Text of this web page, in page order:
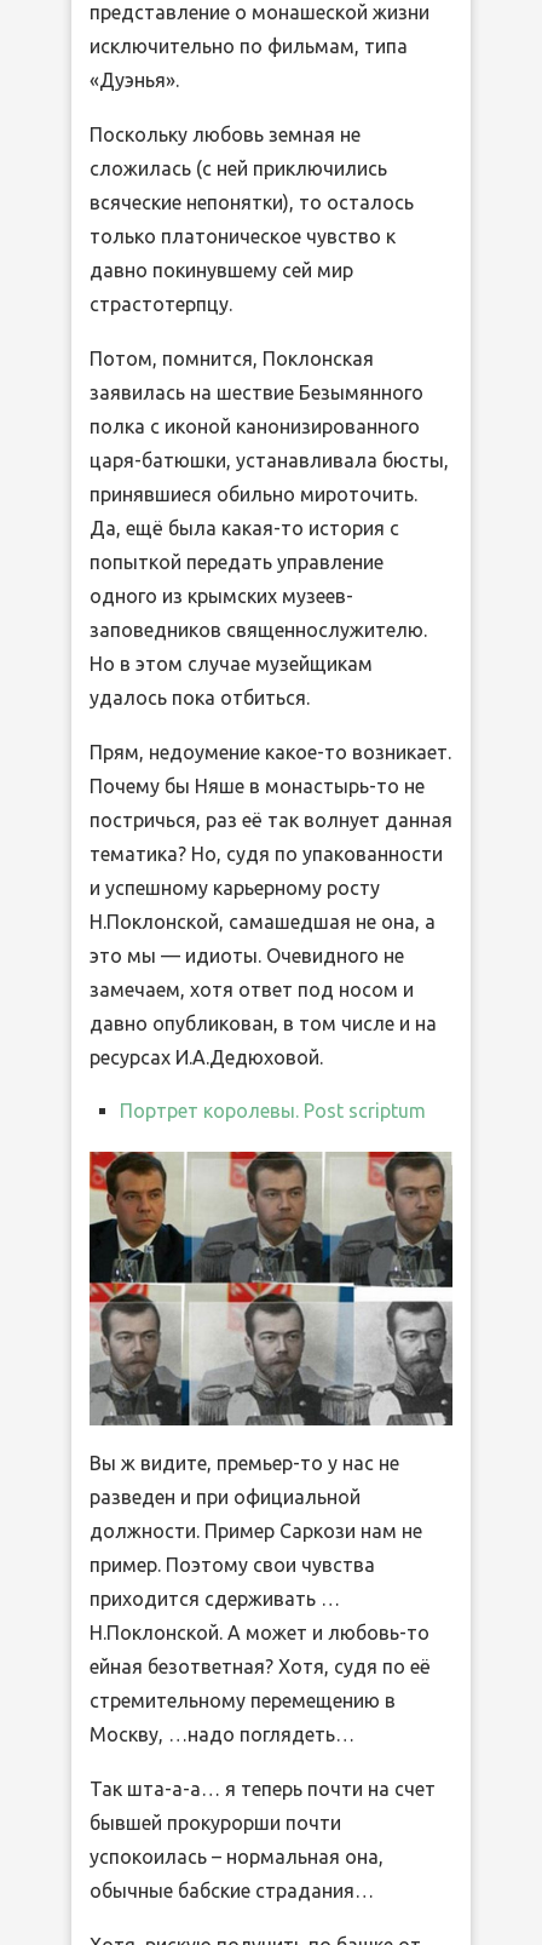
представление о монашеской жизни
исключительно по фильмам, типа
«Дуэнья».
Поскольку любовь земная не
сложилась (с ней приключились
всяческие непонятки), то осталось
только платоническое чувство к
давно покинувшему сей мир
страстотерпцу.
Потом, помнится, Поклонская
заявилась на шествие Безымянного
полка с иконой канонизированного
царя-батюшки, устанавливала бюсты,
принявшиеся обильно мироточить.
Да, ещё была какая-то история с
попыткой передать управление
одного из крымских музеев-
заповедников священнослужителю.
Но в этом случае музейщикам
удалось пока отбиться.
Прям, недоумение какое-то возникает.
Почему бы Няше в монастырь-то не
постричься, раз её так волнует данная
тематика? Но, судя по упакованности
и успешному карьерному росту
Н.Поклонской, самашедшая не она, а
это мы — идиоты. Очевидного не
замечаем, хотя ответ под носом и
давно опубликован, в том числе и на
ресурсах И.А.Дедюховой.
Портрет королевы. Post scriptum
Вы ж видите, премьер-то у нас не
разведен и при официальной
должности. Пример Саркози нам не
пример. Поэтому свои чувства
приходится сдерживать …
Н.Поклонской. А может и любовь-то
ейная безответная? Хотя, судя по её
стремительному перемещению в
Москву, …надо поглядеть…
Так шта-а-а… я теперь почти на счет
бывшей прокурорши почти
успокоилась – нормальная она,
обычные бабские страдания…